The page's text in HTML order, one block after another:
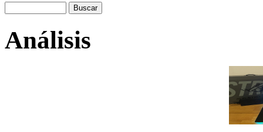
Análisis